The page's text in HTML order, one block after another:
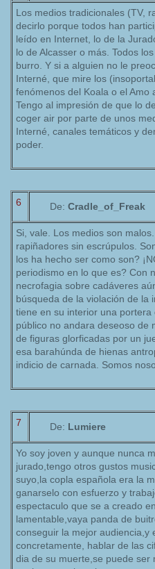
Los medios tradicionales (TV,
decirlo porque todos han
leído en Internet, lo de la
lo de Alcasser o más. Todos
burro. Y si a alguien no le
Interné, que mire los
fenómenos del Koala o el Amo
Tengo al impresión de que lo
coger air por parte de unos
Interné, canales temáticos y
poder.
6 De: Cradle_of_Freak
Si, vale. Los medios son
rapiñadores sin escrúpulos.
los ha hecho ser como son?
periodismo en lo que es? Con
necrofagia sobre cadáveres
búsqueda de la violación de la
tiene en su interior una
público no andara deseoso de
de figuras glorficadas por un
esa barahúnda de hienas
indicio de carnada. Somos
7 De: Lumiere
Yo soy joven y aunque nunca
jurado,tengo otros gustos
suyo,la copla española era la
ganarselo con esfuerzo y
espectaculo que se a creado
lamentable,vaya panda de
conseguir la mejor audiencia,y
concretamente, hablar de las
dia de su muerte,se puede ser